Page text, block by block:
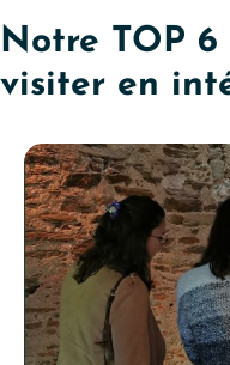
Notre TOP
visiter en
Maison du Gouverneur